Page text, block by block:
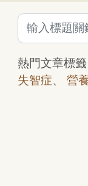
熱門文章標籤
失智症、 營